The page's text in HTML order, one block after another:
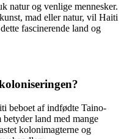
natur og venlige mennesker.
mad eller natur, vil Haiti
fascinerende land og
beboet af indfødte Taino-
land med mange
kolonimagterne og